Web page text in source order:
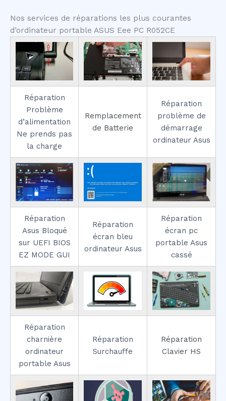
Nos services de réparations les plus courantes
d’ordinateur portable ASUS Eee PC R052CE
Réparation
Problème
d’alimentation
Ne prends pas
la charge
Remplacement
de Batterie
Réparation
problème de
démarrage
ordinateur Asus
Réparation
Asus Bloqué
sur UEFI BIOS
EZ MODE GUI
Réparation
écran bleu
ordinateur Asus
Réparation
écran pc
portable Asus
cassé
Réparation
charnière
ordinateur
portable Asus
Réparation
Surchauffe
Réparation
Clavier HS